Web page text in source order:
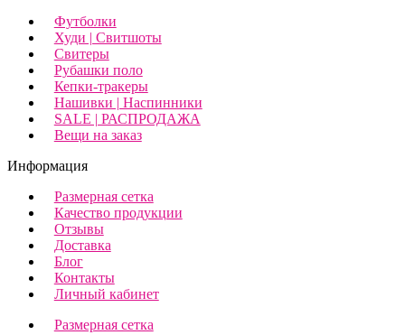
Футболки
Худи | Свитшоты
Свитеры
Рубашки поло
Кепки-тракеры
Нашивки | Наспинники
SALE | РАСПРОДАЖА
Вещи на заказ
Информация
Размерная сетка
Качество продукции
Отзывы
Доставка
Блог
Контакты
Личный кабинет
Размерная сетка